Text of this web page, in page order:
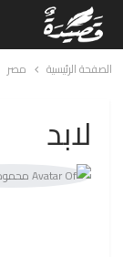
الصفحة الرئيسية مصر
لابد